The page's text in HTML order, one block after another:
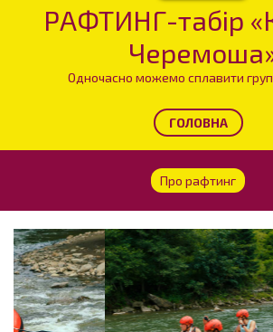
РАФТИНГ-табір
Одночасно можемо сплавити
ГОЛОВНА
Про рафтинг